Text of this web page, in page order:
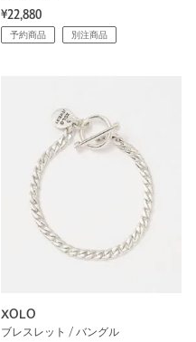
¥22,880
予約商品 別注商品
XOLO
ブレスレット / バングル